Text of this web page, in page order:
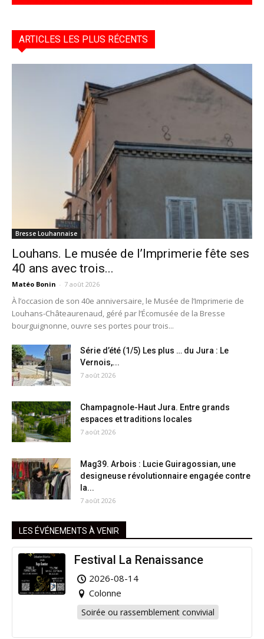
ARTICLES LES PLUS RÉCENTS
Bresse Louhannaise
Louhans. Le musée de l’Imprimerie fête ses
40 ans avec trois...
Matéo Bonin - 7 août 2026
À l’occasion de son 40e anniversaire, le Musée de l’Imprimerie de
Louhans-Châteaurenaud, géré par l’Écomusée de la Bresse
bourguignonne, ouvre ses portes pour trois...
Série d’été (1/5) Les plus … du Jura : Le
Vernois,...
7 août 2026
Champagnole-Haut Jura. Entre grands
espaces et traditions locales
7 août 2026
Mag39. Arbois : Lucie Guiragossian, une
designeuse révolutionnaire engagée contre
la...
7 août 2026
LES ÉVÉNEMENTS À VENIR
Festival La Renaissance
2026-08-14
Colonne
Soirée ou rassemblement convivial